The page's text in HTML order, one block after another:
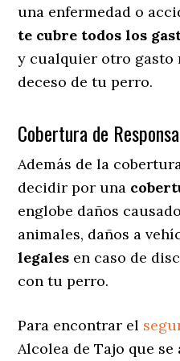
una enfermedad o
te cubre todos los
y cualquier otro gasto
deceso de tu perro.
Cobertura de
Además de la
decidir por una
englobe daños
animales, daños a
legales en caso de
con tu perro.
Para encontrar el
Alcolea de Tajo que